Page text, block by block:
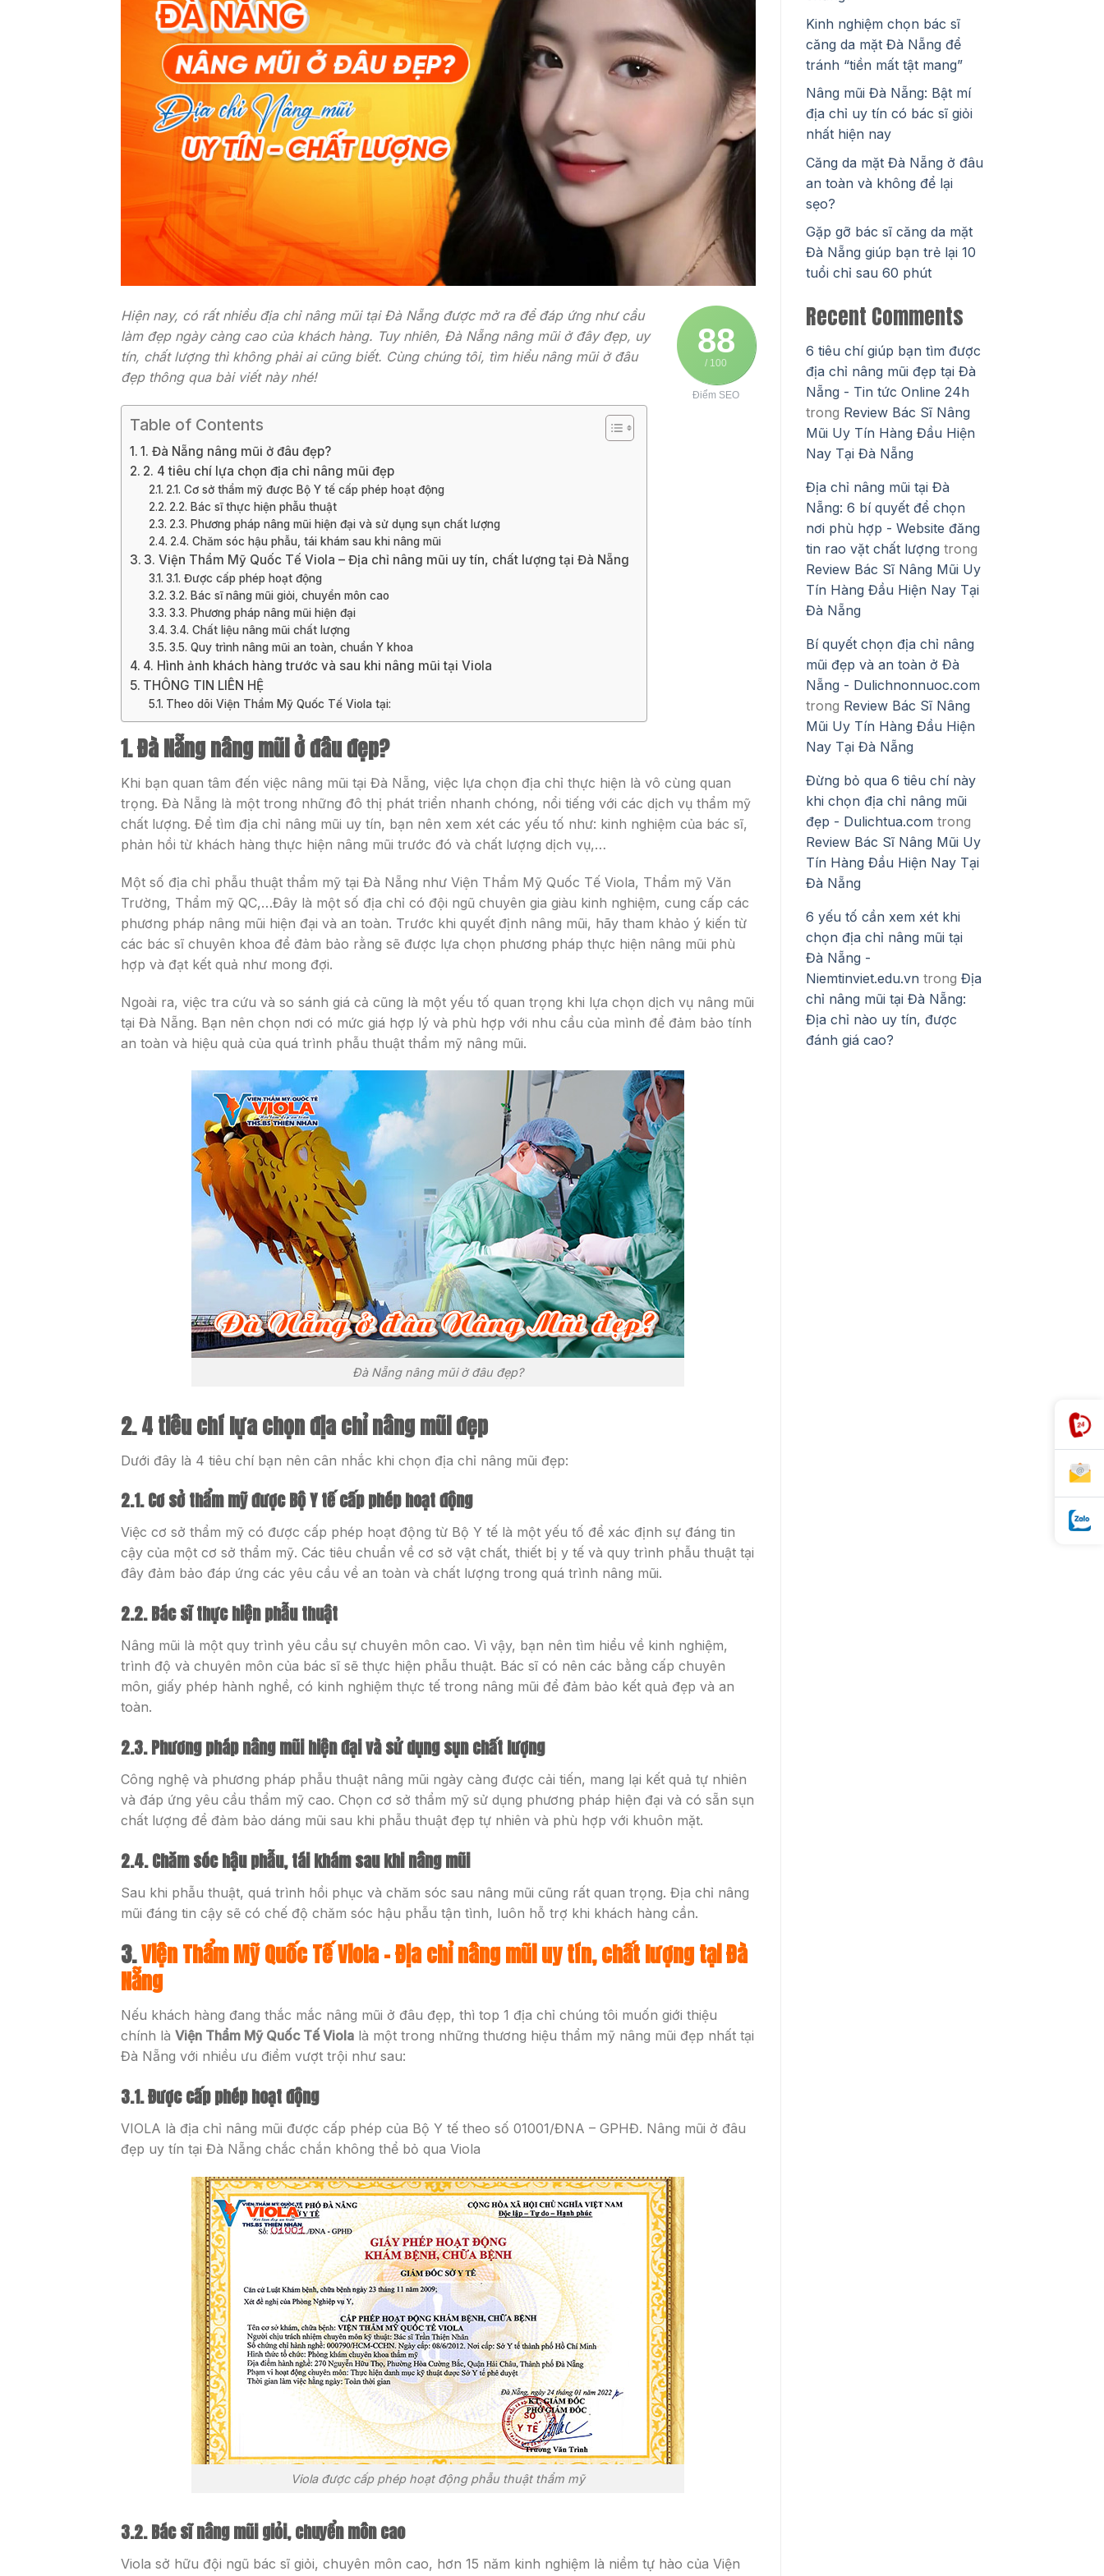
88
/ 100
Điểm SEO
Hiện nay, có rất nhiều địa chỉ nâng mũi tại Đà Nẵng được mở ra để đáp ứng như cầu
làm đẹp ngày càng cao của khách hàng. Tuy nhiên, Đà Nẵng nâng mũi ở đây đẹp, uy
tín, chất lượng thì không phải ai cũng biết. Cùng chúng tôi, tìm hiểu nâng mũi ở đâu
đẹp thông qua bài viết này nhé!
Table of Contents
1. Đà Nẵng nâng mũi ở đâu đẹp?
2. 4 tiêu chí lựa chọn địa chỉ nâng mũi đẹp
2.1. Cơ sở thẩm mỹ được Bộ Y tế cấp phép hoạt động
2.2. Bác sĩ thực hiện phẫu thuật
2.3. Phương pháp nâng mũi hiện đại và sử dụng sụn chất lượng
2.4. Chăm sóc hậu phẫu, tái khám sau khi nâng mũi
3. Viện Thẩm Mỹ Quốc Tế Viola – Địa chỉ nâng mũi uy tín, chất lượng tại Đà Nẵng
3.1. Được cấp phép hoạt động
3.2. Bác sĩ nâng mũi giỏi, chuyển môn cao
3.3. Phương pháp nâng mũi hiện đại
3.4. Chất liệu nâng mũi chất lượng
3.5. Quy trình nâng mũi an toàn, chuẩn Y khoa
4. Hình ảnh khách hàng trước và sau khi nâng mũi tại Viola
THÔNG TIN LIÊN HỆ
Theo dõi Viện Thẩm Mỹ Quốc Tế Viola tại:
1. Đà Nẵng nâng mũi ở đâu đẹp?
Khi bạn quan tâm đến việc nâng mũi tại Đà Nẵng, việc lựa chọn địa chỉ thực hiện là vô cùng quan
trọng. Đà Nẵng là một trong những đô thị phát triển nhanh chóng, nổi tiếng với các dịch vụ thẩm mỹ
chất lượng. Để tìm địa chỉ nâng mũi uy tín, bạn nên xem xét các yếu tố như: kinh nghiệm của bác sĩ,
phản hồi từ khách hàng thực hiện nâng mũi trước đó và chất lượng dịch vụ,…
Một số địa chỉ phẫu thuật thẩm mỹ tại Đà Nẵng như Viện Thẩm Mỹ Quốc Tế Viola, Thẩm mỹ Văn
Trường, Thẩm mỹ QC,…Đây là một số địa chỉ có đội ngũ chuyên gia giàu kinh nghiệm, cung cấp các
phương pháp nâng mũi hiện đại và an toàn. Trước khi quyết định nâng mũi, hãy tham khảo ý kiến từ
các bác sĩ chuyên khoa để đảm bảo rằng sẽ được lựa chọn phương pháp thực hiện nâng mũi phù
hợp và đạt kết quả như mong đợi.
Ngoài ra, việc tra cứu và so sánh giá cả cũng là một yếu tố quan trọng khi lựa chọn dịch vụ nâng mũi
tại Đà Nẵng. Bạn nên chọn nơi có mức giá hợp lý và phù hợp với nhu cầu của mình để đảm bảo tính
an toàn và hiệu quả của quá trình phẫu thuật thẩm mỹ nâng mũi.
Đà Nẵng nâng mũi ở đâu đẹp?
2. 4 tiêu chí lựa chọn địa chỉ nâng mũi đẹp
Dưới đây là 4 tiêu chí bạn nên cân nhắc khi chọn địa chỉ nâng mũi đẹp:
2.1. Cơ sở thẩm mỹ được Bộ Y tế cấp phép hoạt động
Việc cơ sở thẩm mỹ có được cấp phép hoạt động từ Bộ Y tế là một yếu tố để xác định sự đáng tin
cậy của một cơ sở thẩm mỹ. Các tiêu chuẩn về cơ sở vật chất, thiết bị y tế và quy trình phẫu thuật tại
đây đảm bảo đáp ứng các yêu cầu về an toàn và chất lượng trong quá trình nâng mũi.
2.2. Bác sĩ thực hiện phẫu thuật
Nâng mũi là một quy trình yêu cầu sự chuyên môn cao. Vì vậy, bạn nên tìm hiểu về kinh nghiệm,
trình độ và chuyên môn của bác sĩ sẽ thực hiện phẫu thuật. Bác sĩ có nên các bằng cấp chuyên
môn, giấy phép hành nghề, có kinh nghiệm thực tế trong nâng mũi để đảm bảo kết quả đẹp và an
toàn.
2.3. Phương pháp nâng mũi hiện đại và sử dụng sụn chất lượng
Công nghệ và phương pháp phẫu thuật nâng mũi ngày càng được cải tiến, mang lại kết quả tự nhiên
và đáp ứng yêu cầu thẩm mỹ cao. Chọn cơ sở thẩm mỹ sử dụng phương pháp hiện đại và có sẵn sụn
chất lượng để đảm bảo dáng mũi sau khi phẫu thuật đẹp tự nhiên và phù hợp với khuôn mặt.
2.4. Chăm sóc hậu phẫu, tái khám sau khi nâng mũi
Sau khi phẫu thuật, quá trình hồi phục và chăm sóc sau nâng mũi cũng rất quan trọng. Địa chỉ nâng
mũi đáng tin cậy sẽ có chế độ chăm sóc hậu phẫu tận tình, luôn hỗ trợ khi khách hàng cần.
3.Viện Thẩm Mỹ Quốc Tế Viola – Địa chỉ nâng mũi uy tín, chất lượng tại Đà
Nẵng
Nếu khách hàng đang thắc mắc nâng mũi ở đâu đẹp, thì top 1 địa chỉ chúng tôi muốn giới thiệu
chính là Viện Thẩm Mỹ Quốc Tế Viola là một trong những thương hiệu thẩm mỹ nâng mũi đẹp nhất tại
Đà Nẵng với nhiều ưu điểm vượt trội như sau:
3.1. Được cấp phép hoạt động
VIOLA là địa chỉ nâng mũi được cấp phép của Bộ Y tế theo số 01001/ĐNA – GPHĐ. Nâng mũi ở đâu
đẹp uy tín tại Đà Nẵng chắc chắn không thể bỏ qua Viola
Viola được cấp phép hoạt động phẫu thuật thẩm mỹ
3.2. Bác sĩ nâng mũi giỏi, chuyển môn cao
Viola sở hữu đội ngũ bác sĩ giỏi, chuyên môn cao, hơn 15 năm kinh nghiệm là niềm tự hào của Viện
Kinh nghiệm chọn bác sĩ
căng da mặt Đà Nẵng để
tránh “tiền mất tật mang”
Nâng mũi Đà Nẵng: Bật mí
địa chỉ uy tín có bác sĩ giỏi
nhất hiện nay
Căng da mặt Đà Nẵng ở đâu
an toàn và không để lại
sẹo?
Gặp gỡ bác sĩ căng da mặt
Đà Nẵng giúp bạn trẻ lại 10
tuổi chỉ sau 60 phút
Recent Comments
6 tiêu chí giúp bạn tìm được
địa chỉ nâng mũi đẹp tại Đà
Nẵng - Tin tức Online 24h
trong Review Bác Sĩ Nâng
Mũi Uy Tín Hàng Đầu Hiện
Nay Tại Đà Nẵng
Địa chỉ nâng mũi tại Đà
Nẵng: 6 bí quyết để chọn
nơi phù hợp - Website đăng
tin rao vặt chất lượng trong
Review Bác Sĩ Nâng Mũi Uy
Tín Hàng Đầu Hiện Nay Tại
Đà Nẵng
Bí quyết chọn địa chỉ nâng
mũi đẹp và an toàn ở Đà
Nẵng - Dulichnonnuoc.com
trong Review Bác Sĩ Nâng
Mũi Uy Tín Hàng Đầu Hiện
Nay Tại Đà Nẵng
Đừng bỏ qua 6 tiêu chí này
khi chọn địa chỉ nâng mũi
đẹp - Dulichtua.com trong
Review Bác Sĩ Nâng Mũi Uy
Tín Hàng Đầu Hiện Nay Tại
Đà Nẵng
6 yếu tố cần xem xét khi
chọn địa chỉ nâng mũi tại
Đà Nẵng -
Niemtinviet.edu.vn trong Địa
chỉ nâng mũi tại Đà Nẵng:
Địa chỉ nào uy tín, được
đánh giá cao?